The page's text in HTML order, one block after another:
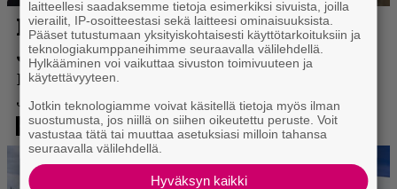
laitteellesi saadaksemme tietoja esimerkiksi sivuista, joilla
vierailit, IP-osoitteestasi sekä laitteesi ominaisuuksista.
Pääset tutustumaan yksityiskohtaisesti käyttötarkoituksiin ja
teknologiakumppaneihimme seuraavalla välilehdellä.
Hylkääminen voi vaikuttaa sivuston toimivuuteen ja
käytettävyyteen.
Jotkin teknologiamme voivat käsitellä tietoja myös ilman
suostumusta, jos niillä on siihen oikeutettu peruste. Voit
vastustaa tätä tai muuttaa asetuksiasi milloin tahansa
seuraavalla välilehdellä.
Hyväksyn kaikki